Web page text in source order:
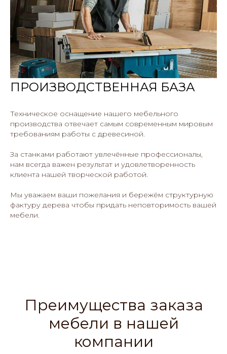
ПРОИЗВОДСТВЕННАЯ БАЗА
Техническое оснащение нашего мебельного
производства отвечает самым современным мировым
требованиям работы с древесиной.
За станками работают увлечённые профессионалы,
нам всегда важен результат и удовлетворенность
клиента нашей творческой работой.
Мы уважаем ваши пожелания и бережём структурную
фактуру дерева чтобы придать неповторимость вашей
мебели.
Преимущества заказа
мебели в нашей
компании